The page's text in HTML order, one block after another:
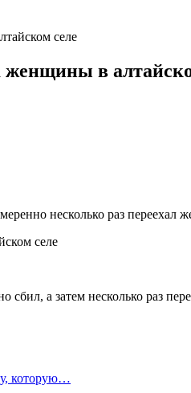
селе
женщины в
несколько раз переехал
сбил, а затем несколько раз
которую…